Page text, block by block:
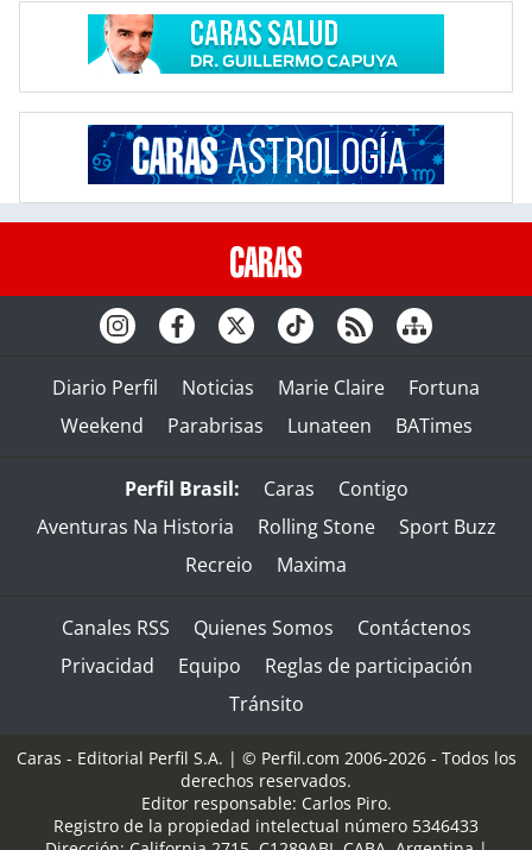
Diario Perfil Noticias Marie Claire
Fortuna
Weekend
Parabrisas Lunateen BATimes
Perfil Brasil: Caras
Contigo
Aventuras Na Historia
Rolling Stone
Sport Buzz
Recreio
Maxima
Canales RSS Quienes Somos
Contáctenos
Privacidad
Equipo
Reglas de participación
Tránsito
Caras - Editorial Perfil S.A. | © Perfil.com 2006-2026 - Todos los
derechos reservados.
Editor responsable: Carlos Piro.
Registro de la propiedad intelectual número 5346433